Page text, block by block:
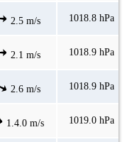
2.5 m/s 1018.8 hPa
2.1 m/s 1018.9 hPa
2.6 m/s 1018.9 hPa
1.4.0 m/s 1019.0 hPa